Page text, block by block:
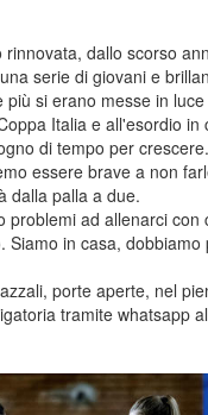
dallo scorso
serie di giovani e
si erano messe in
Italia e all'esordio
di tempo per
essere brave a non
dalla palla a due.
ad allenarci
in casa, dobbiamo
porte aperte, nel
tramite whatsapp